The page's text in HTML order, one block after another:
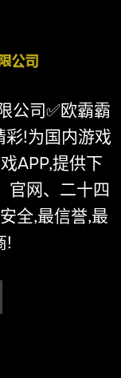
公司✅欧霸霸
彩!为国内游戏
APP,提供下
官网、二十四
全,最信誉,最
!